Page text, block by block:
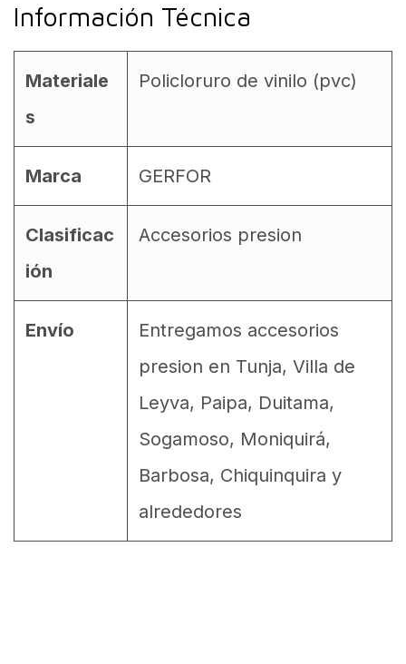
Información Técnica
Materiale
s
Policloruro de vinilo (pvc)
Marca GERFOR
Clasificac
ión
Accesorios presion
Envío
Entregamos accesorios
presion en Tunja, Villa de
Leyva, Paipa, Duitama,
Sogamoso, Moniquirá,
Barbosa, Chiquinquira y
alrededores